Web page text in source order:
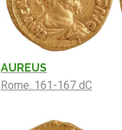
AUREUS
Rome. 161-167 dC